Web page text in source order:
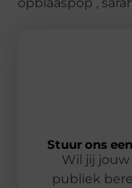
opblaaspop ,
Stuur ons
Wil jij
publiek